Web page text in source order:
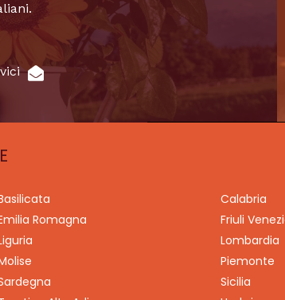
Calabria
Romagna
Friuli
Lombardia
Piemonte
Sicilia